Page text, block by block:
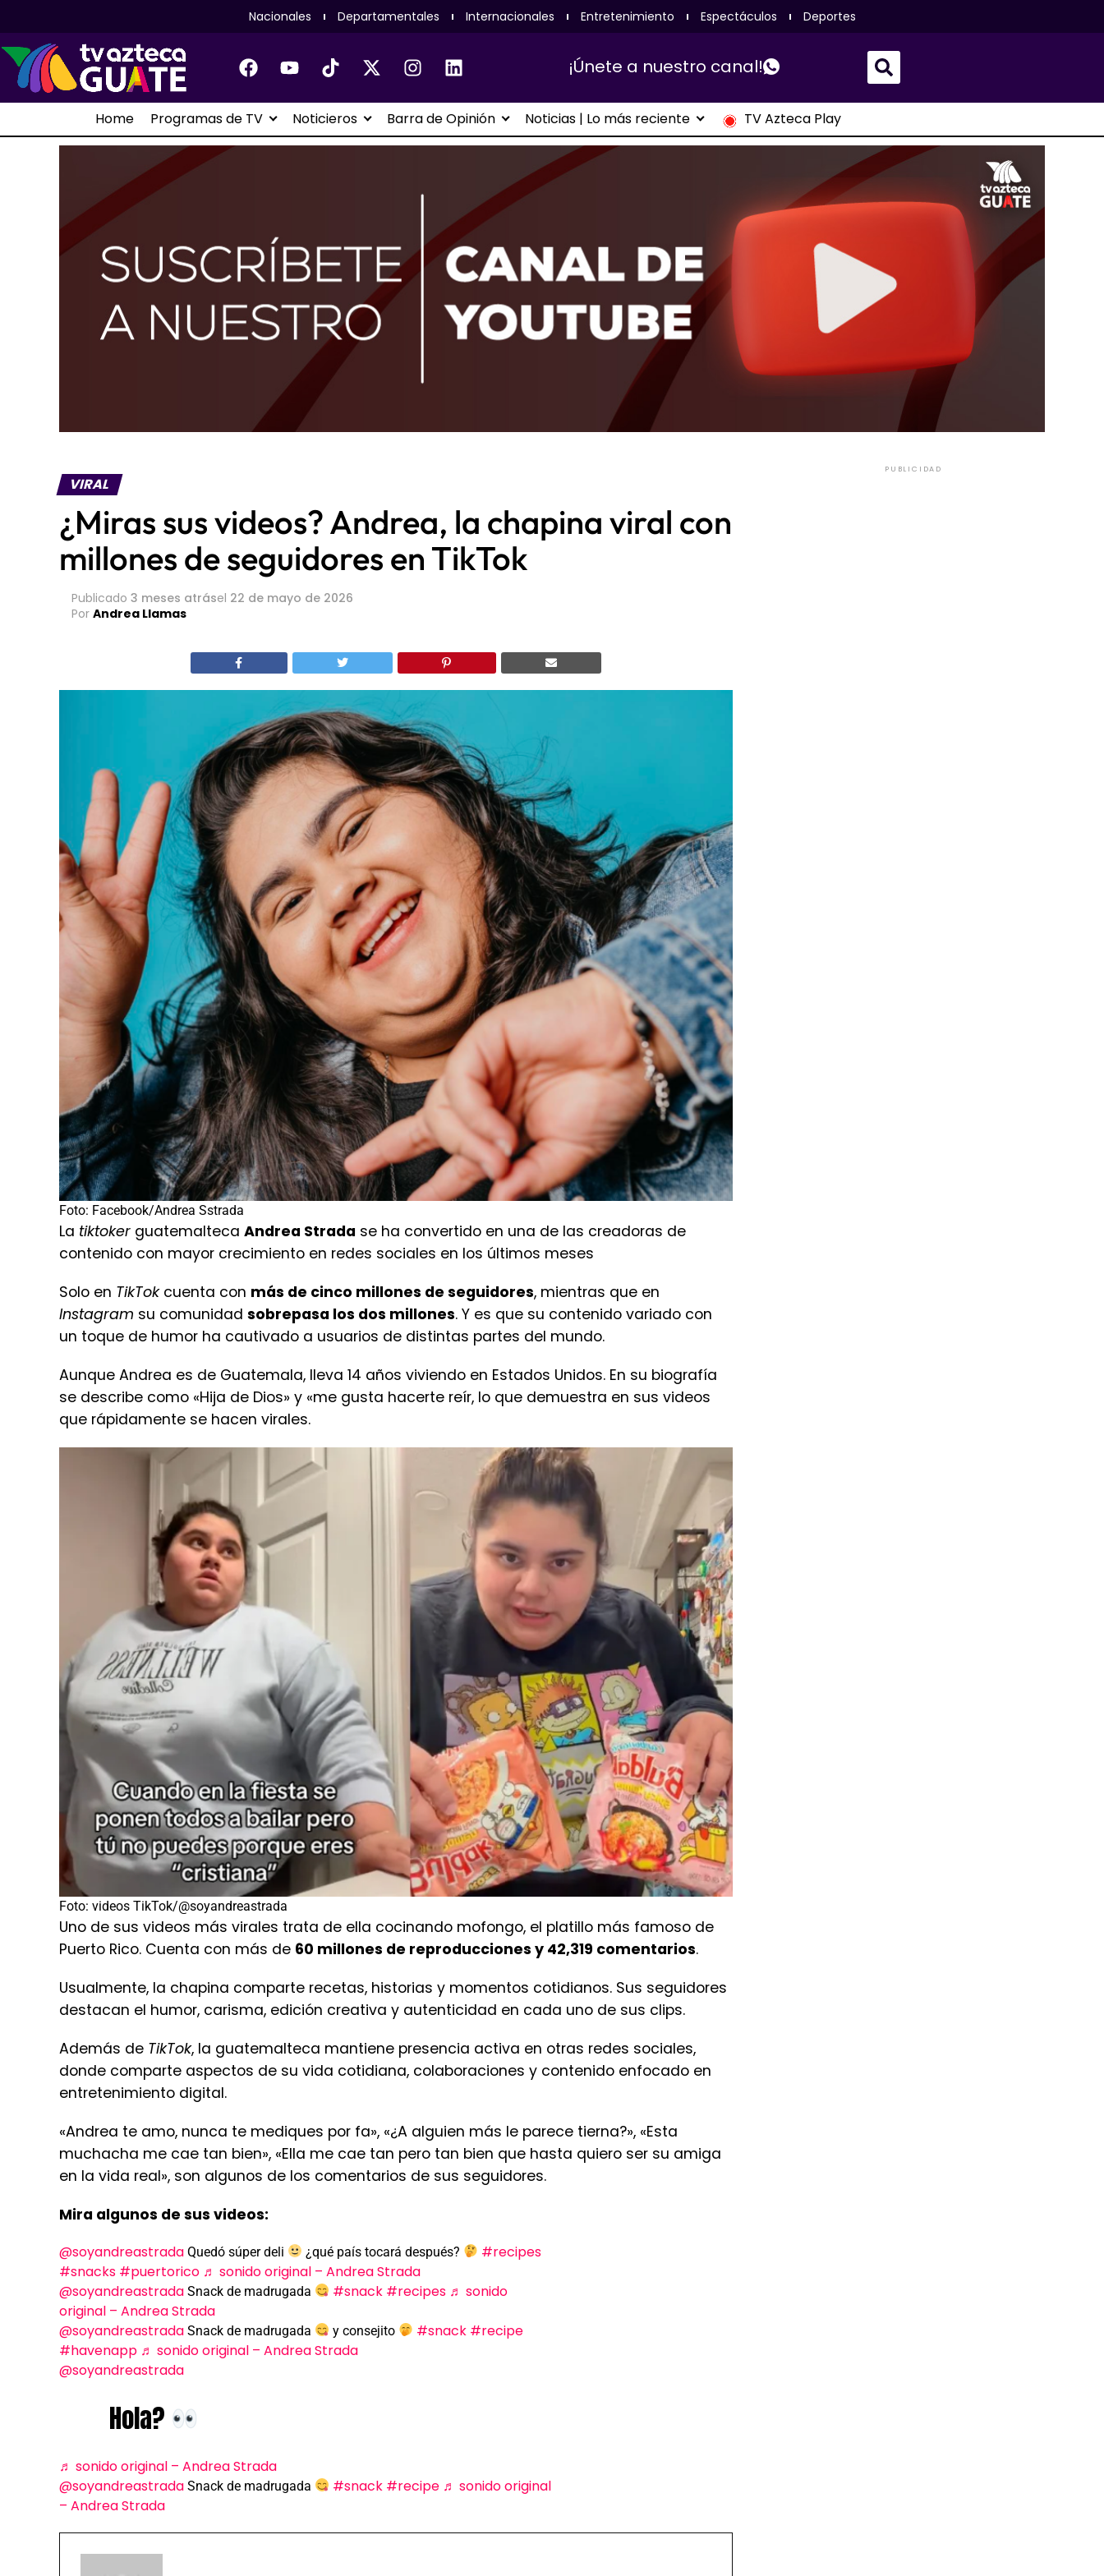
Nacionales Departamentales Internacionales Entretenimiento Espectáculos Deportes
¡Únete a nuestro canal!
Home Programas de TV Noticieros Barra de Opinión Noticias | Lo más reciente TV Azteca Play
VIRAL
¿Miras sus videos? Andrea, la chapina viral con
millones de seguidores en TikTok
Publicado 3 meses atrásel 22 de mayo de 2026
Por Andrea Llamas
Foto: Facebook/Andrea Sstrada
La tiktoker guatemalteca Andrea Strada se ha convertido en una de las creadoras de
contenido con mayor crecimiento en redes sociales en los últimos meses
Solo en TikTokcuenta con más de cinco millones de seguidores, mientras que en
Instagram su comunidad sobrepasa los dos millones. Y es que su contenido variado con
un toque de humor ha cautivado a usuarios de distintas partes del mundo.
Aunque Andrea es de Guatemala, lleva 14 años viviendo en Estados Unidos. En su biografía
se describe como «Hija de Dios» y «me gusta hacerte reír, lo que demuestra en sus videos
que rápidamente se hacen virales.
Foto: videos TikTok/@soyandreastrada
Uno de sus videos más virales trata de ella cocinando mofongo, el platillo más famoso de
Puerto Rico. Cuenta con más de 60 millones de reproducciones y 42,319 comentarios.
Usualmente, la chapina comparte recetas, historias y momentos cotidianos. Sus seguidores
destacan el humor, carisma, edición creativa y autenticidad en cada uno de sus clips.
Además de TikTok, la guatemalteca mantiene presencia activa en otras redes sociales,
donde comparte aspectos de su vida cotidiana, colaboraciones y contenido enfocado en
entretenimiento digital.
«Andrea te amo, nunca te mediques por fa», «¿A alguien más le parece tierna?», «Esta
muchacha me cae tan bien», «Ella me cae tan pero tan bien que hasta quiero ser su amiga
en la vida real», son algunos de los comentarios de sus seguidores.
Mira algunos de sus videos:
@soyandreastrada Quedó súper deli ¿qué país tocará después?
#recipes
#snacks #puertorico ♬ sonido original – Andrea Strada
@soyandreastrada Snack de madrugada #snack #recipes ♬ sonido
original – Andrea Strada
@soyandreastrada Snack de madrugada y consejito #snack #recipe
#havenapp ♬ sonido original – Andrea Strada
@soyandreastrada
Hola?
♬ sonido original – Andrea Strada
@soyandreastrada Snack de madrugada #snack #recipe ♬ sonido original
– Andrea Strada
PUBLICIDAD